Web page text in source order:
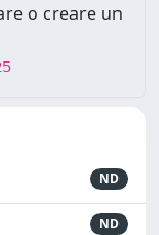
o creare un
ND
ND